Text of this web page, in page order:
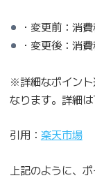
・変更前：消
・変更後：消
※詳細なポイント
なります。詳細は
引用： 楽天市場
上記のように、